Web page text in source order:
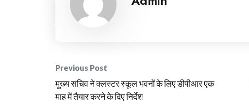
Post
navigation
Previous Post
मुख्य सचिव ने क्लस्टर स्कूल भवनों के लिए डीपीआर एक
माह में तैयार करने के दिए निर्देश